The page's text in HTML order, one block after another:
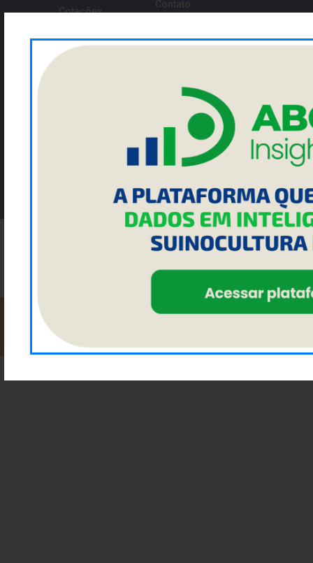
Cotações
NEWSLETTER
Cadastre seu email para ficar por dentro da ACRISMAT
Enviar
NOSSAS REDES SOCIAIS:
FACEBOOK
INSTAGRAM
LINKEDIN
YOUTUBE
2023 ACRISMAT - Todos os direitos reservados